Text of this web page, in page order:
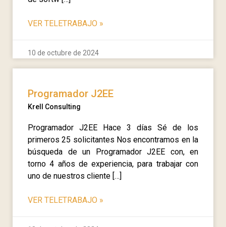
VER TELETRABAJO »
10 de octubre de 2024
Programador J2EE
Krell Consulting
Programador J2EE Hace 3 días Sé de los
primeros 25 solicitantes Nos encontramos en la
búsqueda de un Programador J2EE con, en
torno 4 años de experiencia, para trabajar con
uno de nuestros cliente […]
VER TELETRABAJO »